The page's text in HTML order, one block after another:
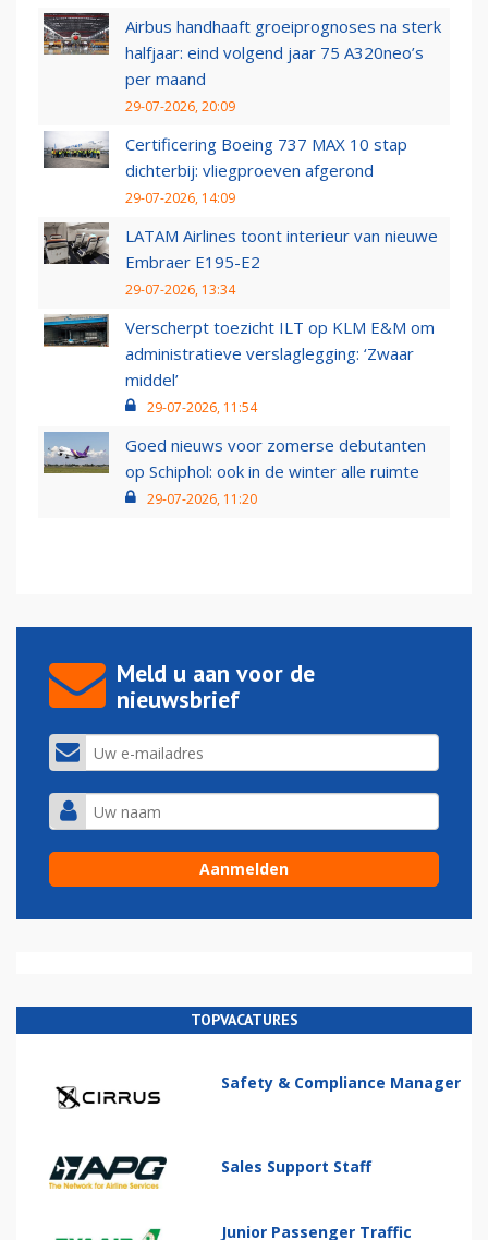
Airbus handhaaft groeiprognoses na sterk
halfjaar: eind volgend jaar 75 A320neo’s
per maand
29-07-2026, 20:09
Certificering Boeing 737 MAX 10 stap
dichterbij: vliegproeven afgerond
29-07-2026, 14:09
LATAM Airlines toont interieur van nieuwe
Embraer E195-E2
29-07-2026, 13:34
Verscherpt toezicht ILT op KLM E&M om
administratieve verslaglegging: ‘Zwaar
middel’
29-07-2026, 11:54
Goed nieuws voor zomerse debutanten
op Schiphol: ook in de winter alle ruimte
29-07-2026, 11:20
Meld u aan voor de
nieuwsbrief
TOPVACATURES
Safety & Compliance Manager
Sales Support Staff
Junior Passenger Traffic